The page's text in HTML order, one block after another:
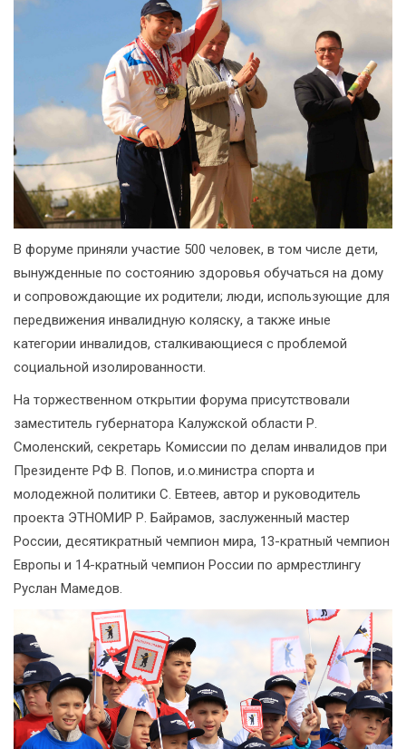
В форуме приняли участие 500 человек, в том числе дети,
вынужденные по состоянию здоровья обучаться на дому
и сопровождающие их родители; люди, использующие для
передвижения инвалидную коляску, а также иные
категории инвалидов, сталкивающиеся с проблемой
социальной изолированности.
На торжественном открытии форума присутствовали
заместитель губернатора Калужской области Р.
Смоленский, секретарь Комиссии по делам инвалидов при
Президенте РФ В. Попов, и.о.министра спорта и
молодежной политики С. Евтеев, автор и руководитель
проекта ЭТНОМИР Р. Байрамов, заслуженный мастер
России, десятикратный чемпион мира, 13-кратный чемпион
Европы и 14-кратный чемпион России по армрестлингу
Руслан Мамедов.